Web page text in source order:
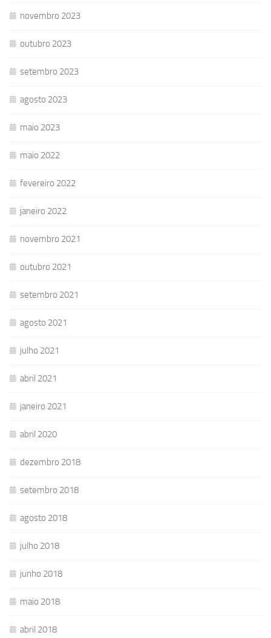
novembro 2023
outubro 2023
setembro 2023
agosto 2023
maio 2023
maio 2022
fevereiro 2022
janeiro 2022
novembro 2021
outubro 2021
setembro 2021
agosto 2021
julho 2021
abril 2021
janeiro 2021
abril 2020
dezembro 2018
setembro 2018
agosto 2018
julho 2018
junho 2018
maio 2018
abril 2018